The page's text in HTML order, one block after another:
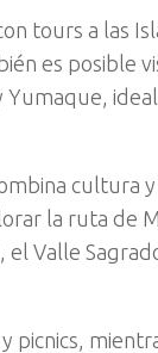
tours a las
es posible
Yumaque,
cultura
la ruta de
Valle
picnics,